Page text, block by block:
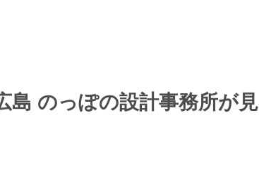
のっぽの設計事務所が見